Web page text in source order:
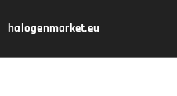
halogenmarket.eu